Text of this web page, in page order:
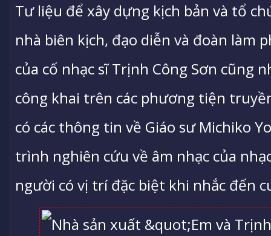
Tư liệu để xây dựng kịch bản và tổ
nhà biên kịch, đạo diễn và đoàn làm
của cố nhạc sĩ Trịnh Công Sơn cũng
công khai trên các phương tiện
có các thông tin về Giáo sư Michiko
trình nghiên cứu về âm nhạc của
người có vị trí đặc biệt khi nhắc đến